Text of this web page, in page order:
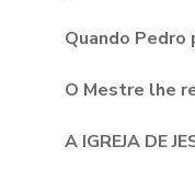
Quando Pedro
O Mestre lhe
A IGREJA DE